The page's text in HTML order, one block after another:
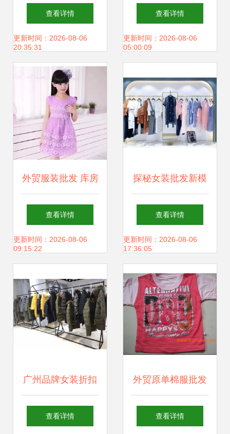
装19夏款 高贵典雅
与折扣的完美邂逅
查看详情
更新时间：2026-08-06
20:35:31
产加工关键要点
——以2017年12月
查看详情
更新时间：2026-08-06
05:00:09
外贸服装批发 库房
服装厂大量夏季短
袖库存清仓，品质
势！
查看详情
更新时间：2026-08-06
09:15:22
探秘女装批发新模
式 mg小象清仓精
品份货源如何撬动
零售利润？
查看详情
更新时间：2026-08-06
17:36:05
广州品牌女装折扣
批发运营技巧 从新
查看详情
外贸原单棉服批发
北京服装批发库房
查看详情